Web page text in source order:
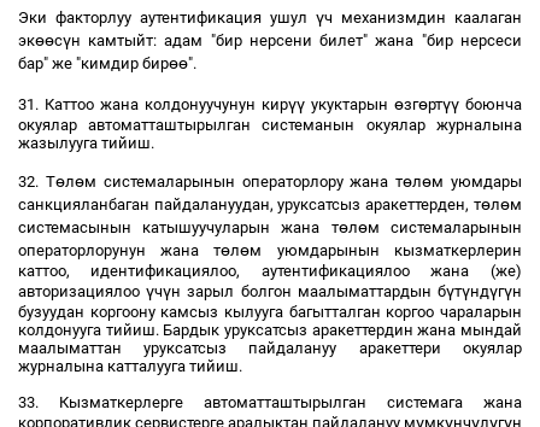
Эки факторлуу аутентификация ушул үч механизмдин каалаган
экөөсүн камтыйт: адам "бир нерсени билет" жана "бир нерсеси
бар" же "кимдир бирөө".
31. Каттоо жана колдонуучунун кирүү укуктарын өзгөртүү боюнча
окуялар автоматташтырылган системанын окуялар журналына
жазылууга тийиш.
32. Төлөм системаларынын операторлору жана төлөм уюмдары
санкцияланбаган пайдалануудан, уруксатсыз аракеттерден, төлөм
системасынын катышуучуларын жана төлөм системаларынын
операторлорунун жана төлөм уюмдарынын кызматкерлерин
каттоо, идентификациялоо, аутентификациялоо жана (же)
авторизациялооүчүн зарыл болгон маалыматтардын бүтүндүгүн
бузуудан коргоону камсыз кылууга багытталган коргоо чараларын
колдонууга тийиш. Бардык уруксатсыз аракеттердин жана мындай
маалыматтан уруксатсыз пайдалануу аракеттери окуялар
журналына катталууга тийиш.
33. Кызматкерлерге автоматташтырылган системага жана
корпоративдик сервистерге аралыктан пайдалануу мүмкүнчүлүгүн